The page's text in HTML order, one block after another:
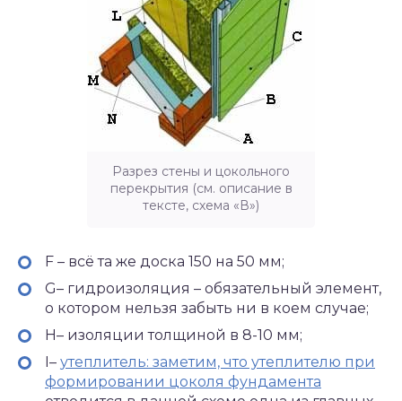
Разрез стены и цокольного
перекрытия (см. описание в
тексте, схема «В»)
F – всё та же доска 150 на 50 мм;
G– гидроизоляция – обязательный элемент,
о котором нельзя забыть ни в коем случае;
H– изоляции толщиной в 8-10 мм;
I– утеплитель: заметим, что утеплителю при
формировании цоколя фундамента